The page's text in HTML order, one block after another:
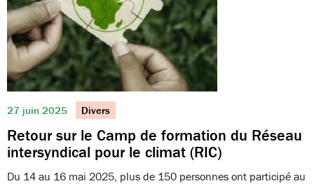
27 juin 2025 Divers
Retour sur le Camp de formation du Réseau
intersyndical pour le climat (RIC)
Du 14 au 16 mai 2025, plus de 150 personnes ont participé au